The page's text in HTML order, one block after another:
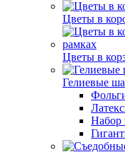
Цветы в
Цветы в
Гелиевые
Набор